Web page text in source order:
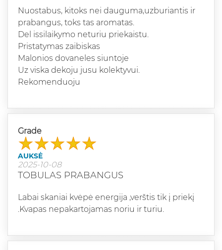
Nuostabus, kitoks nei dauguma,uzburiantis ir
prabangus, toks tas aromatas.
Del issilaikymo neturiu priekaistu.
Pristatymas zaibiskas
Malonios dovaneles siuntoje
Uz viska dekoju jusu kolektyvui.
Rekomenduoju
Grade
AUKSĖ
2025-10-08
TOBULAS PRABANGUS
Labai skaniai kvėpė energija ,verštis tik į priekį
.Kvapas nepakartojamas noriu ir turiu.